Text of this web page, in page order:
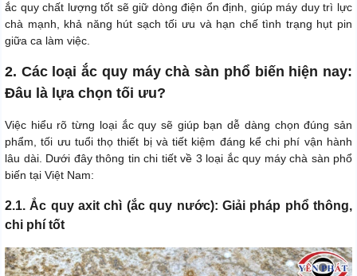
ắc quy chất lượng tốt sẽ giữ dòng điện ổn định, giúp máy duy trì lực
chà mạnh, khả năng hút sạch tối ưu và hạn chế tình trạng hụt pin
giữa ca làm việc.
2. Các loại ắc quy máy chà sàn phổ biến hiện nay:
Đâu là lựa chọn tối ưu?
Việc hiểu rõ từng loại ắc quy sẽ giúp bạn dễ dàng chọn đúng sản
phẩm, tối ưu tuổi thọ thiết bị và tiết kiệm đáng kể chi phí vận hành
lâu dài. Dưới đây thông tin chi tiết về 3 loại ắc quy máy chà sàn phổ
biến tại Việt Nam:
2.1. Ắc quy axit chì (ắc quy nước): Giải pháp phổ thông,
chi phí tốt